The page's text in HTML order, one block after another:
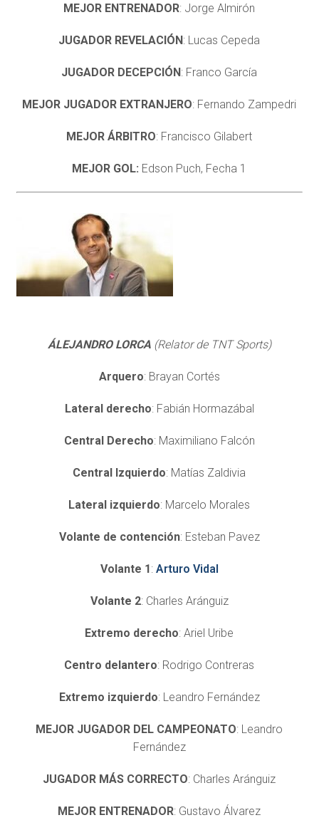
MEJOR ENTRENADOR: Jorge Almirón
JUGADOR REVELACIÓN: Lucas Cepeda
JUGADOR DECEPCIÓN: Franco García
MEJOR JUGADOR EXTRANJERO: Fernando Zampedri
MEJOR ÁRBITRO: Francisco Gilabert
MEJOR GOL: Edson Puch, Fecha 1
ÁLEJANDRO LORCA (Relator de TNT Sports)
Arquero: Brayan Cortés
Lateral derecho: Fabián Hormazábal
Central Derecho: Maximiliano Falcón
Central Izquierdo: Matías Zaldivia
Lateral izquierdo: Marcelo Morales
Volante de contención: Esteban Pavez
Volante 1: Arturo Vidal
Volante 2: Charles Aránguiz
Extremo derecho: Ariel Uribe
Centro delantero: Rodrigo Contreras
Extremo izquierdo: Leandro Fernández
MEJOR JUGADOR DEL CAMPEONATO: Leandro
Fernández
JUGADOR MÁS CORRECTO: Charles Aránguiz
MEJOR ENTRENADOR: Gustavo Álvarez